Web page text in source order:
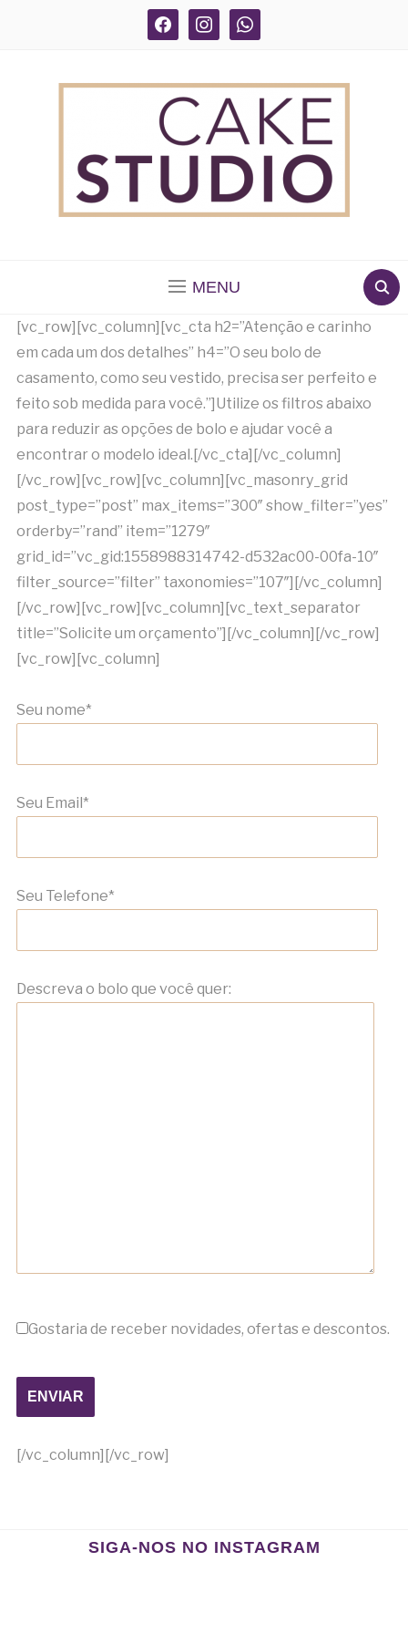
facebook instagram whatsapp
MENU
[vc_row][vc_column][vc_cta h2=”Atenção e carinho
em cada um dos detalhes” h4=”O seu bolo de
casamento, como seu vestido, precisa ser perfeito e
feito sob medida para você.”]Utilize os filtros abaixo
para reduzir as opções de bolo e ajudar você a
encontrar o modelo ideal.[/vc_cta][/vc_column]
[/vc_row][vc_row][vc_column][vc_masonry_grid
post_type=”post” max_items=”300″ show_filter=”yes”
orderby=”rand” item=”1279″
grid_id=”vc_gid:1558988314742-d532ac00-00fa-10″
filter_source=”filter” taxonomies=”107″][/vc_column]
[/vc_row][vc_row][vc_column][vc_text_separator
title=”Solicite um orçamento”][/vc_column][/vc_row]
[vc_row][vc_column]
Seu nome*
Seu Email*
Seu Telefone*
Descreva o bolo que você quer:
Gostaria de receber novidades, ofertas e descontos.
[/vc_column][/vc_row]
SIGA-NOS NO INSTAGRAM